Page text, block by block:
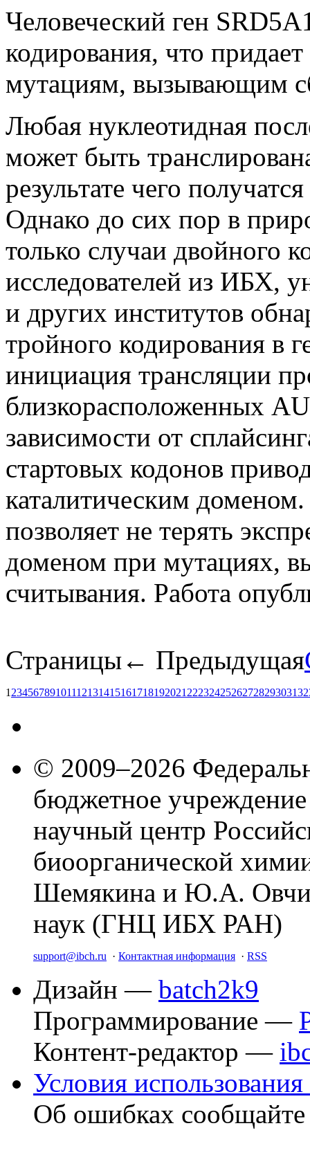
Человеческий ген
кодирования, что
мутациям, вызывающим
Любая нуклеотидная
может быть
результате чего
Однако до сих пор в
только случаи двойного
исследователей из ИБХ,
и других институтов
тройного кодирования в
инициация трансляции
близкорасположенных
зависимости от
стартовых кодонов
каталитическим
позволяет не терять
доменом при мутациях,
считывания. Работа
Страницы← Предыдущая
1 23456789101112131415161718192021 2223242526272829303132
© 2009–2026
бюджетное
научный центр
биоорганической
Шемякина и Ю.А.
наук (ГНЦ ИБХ РАН)
support@ibch.ru · Контактная информация · RSS
Дизайн — batch2k9
Программирование —
Контент-редактор —
Условия использования
Об ошибках